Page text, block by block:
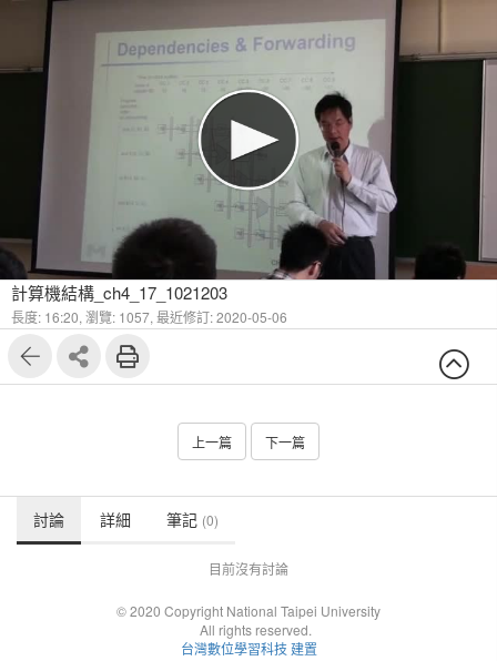
計算機結構_ch4_17_1021203
長度: 16:20, 瀏覽: 1057, 最近修訂: 2020-05-06
上一篇 下一篇
討論 詳細 筆記 (0)
目前沒有討論
© 2020 Copyright National Taipei University
All rights reserved.
台灣數位學習科技 建置